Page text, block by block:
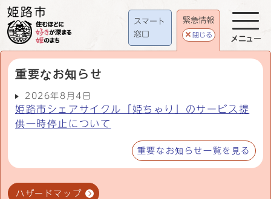
スマート
窓口
緊急情報
閉じる
重要なお知らせ
2026年8月4日
姫路市シェアサイクル「姫ちゃり」のサービス提
供一時停止について
重要なお知らせ一覧を見る
ハザードマップ
メニュー